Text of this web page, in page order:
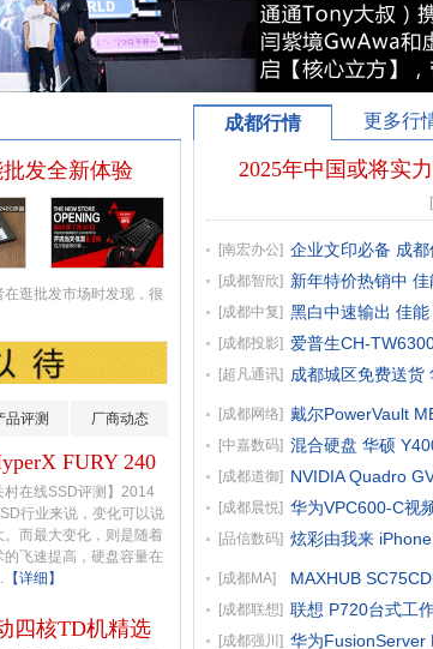
发全新体验
逛批发市场时发现，很
品评测 厂商动态
FURY 240
在线SSD评测】2014
行业来说，变化可以说
。而最大变化，则是随着
的飞速提高，硬盘容量在
【详细】
四核TD机精选
成都行情 更多行
2025年中国或将实
[
企业文印必备 成
[南宏办公]
新年特价热销中
[成都智欣]
黑白中速输出 佳
[成都中复]
爱普生CH-
[成都投影]
成都城区免费送货
[超凡通讯]
戴尔PowerVault
[成都网络]
混合硬盘 华硕
[中嘉数码]
NVIDIA Quadro
[成都道御]
华为VPC600-C视
[成都晨悦]
炫彩由我来
[品信数码]
MAXHUB
[成都MA]
联想 P720台式工
[成都联想]
华为FusionServer
[成都强川 ]